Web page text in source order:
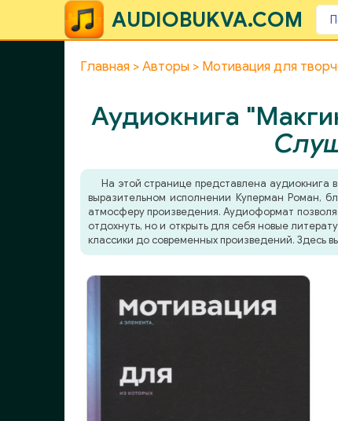
AUDIOBUKVA.COM
Главная Авторы Мотивация для
Аудиокнига
На этой странице представлена аудиокнига
выразительном исполнении Куперман Роман,
атмосферу произведения. Аудиоформат
отдохнуть, но и открыть для себя новые
классики до современных произведений. Здесь